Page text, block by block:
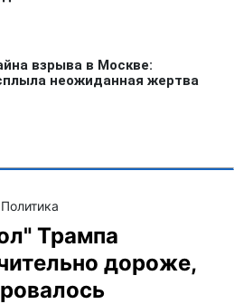
Политика
Трампа
дороже,